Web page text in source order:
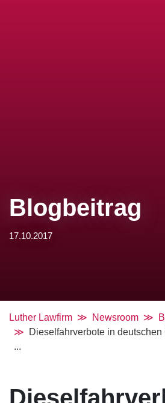
Blogbeitrag
17.10.2017
Luther Lawfirm Newsroom
Dieselfahrverbote in
...